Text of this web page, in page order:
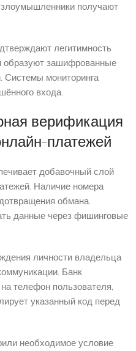
получают
легитимность
образуют зашифрованные
мониторинга
входа.
верификация
платежей
добавочный слой
Наличие номера
обмана.
данные через фишинговые
личности владельца
Банк
телефон пользователя,
указанный код перед
необходимое условие